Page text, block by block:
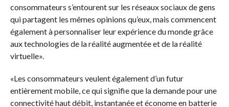
consommateurs s’entourent sur les réseaux sociaux de gens
qui partagent les mêmes opinions qu’eux, mais commencent
également à personnaliser leur expérience du monde grâce
aux technologies de la réalité augmentée et de la réalité
virtuelle».
«Les consommateurs veulent également d’un futur
entièrement mobile, ce qui signifie que la demande pour une
connectivité haut débit, instantanée et économe en batterie